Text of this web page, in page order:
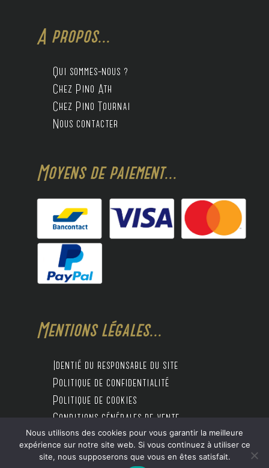
A propos...
Qui sommes-nous ?
Chez Pino Ath
Chez Pino Tournai
Nous contacter
Moyens de paiement...
Mentions légales...
Identié du responsable du site
Politique de confidentialité
Politique de cookies
Conditions générales de vente
Design by Digitalife
Nous utilisons des cookies pour vous garantir la meilleure
expérience sur notre site web. Si vous continuez à utiliser ce
site, nous supposerons que vous en êtes satisfait.